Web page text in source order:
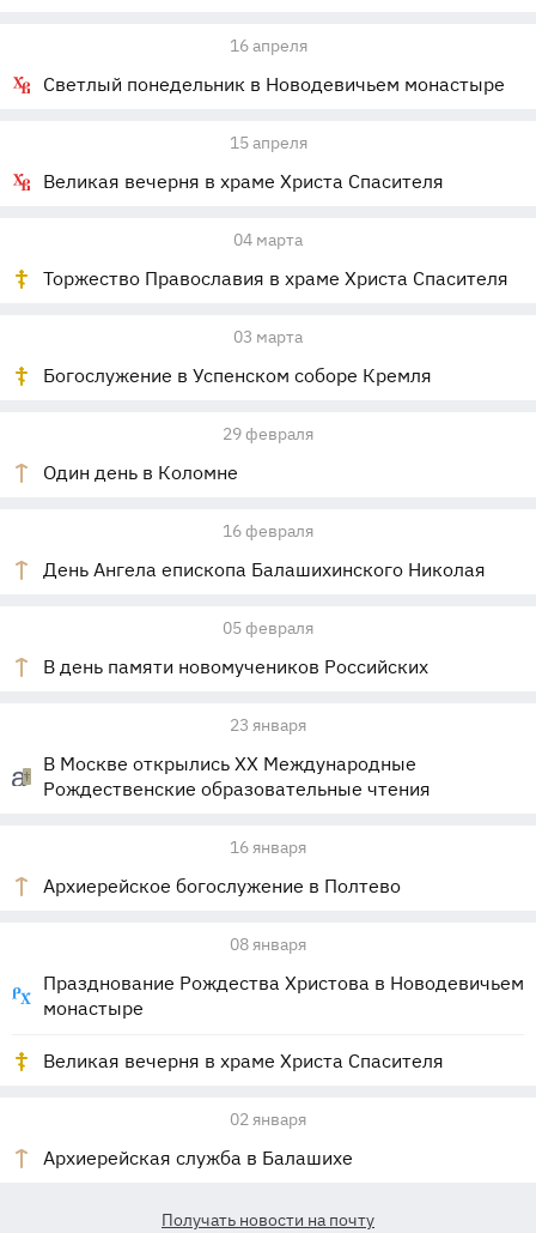
16 апреля
Светлый понедельник в Новодевичьем монастыре
15 апреля
Великая вечерня в храме Христа Спасителя
04 марта
Торжество Православия в храме Христа Спасителя
03 марта
Богослужение в Успенском соборе Кремля
29 февраля
Один день в Коломне
16 февраля
День Ангела епископа Балашихинского Николая
05 февраля
В день памяти новомучеников Российских
23 января
В Москве открылись XX Международные
Рождественские образовательные чтения
16 января
Архиерейское богослужение в Полтево
08 января
Празднование Рождества Христова в Новодевичьем
монастыре
Великая вечерня в храме Христа Спасителя
02 января
Архиерейская служба в Балашихе
Получать новости на почту